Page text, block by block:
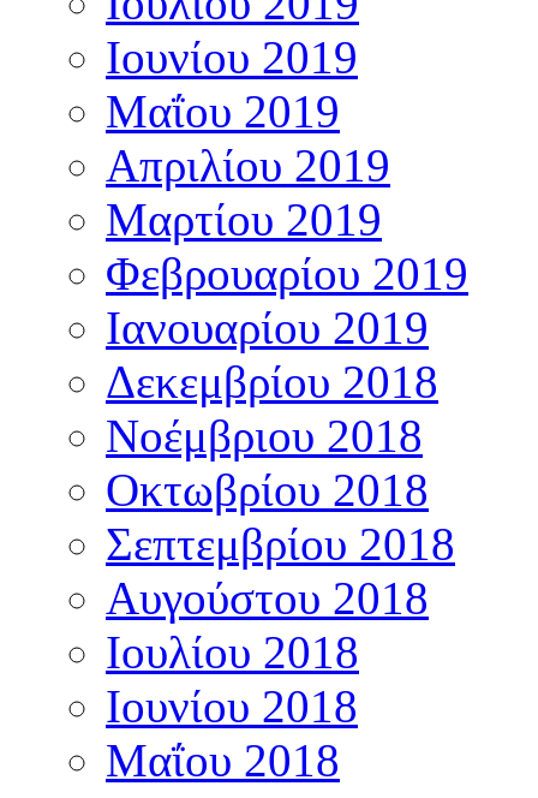
Ιουνίου 2019
Μαΐου 2019
Απριλίου 2019
Μαρτίου 2019
Φεβρουαρίου 2019
Ιανουαρίου 2019
Δεκεμβρίου 2018
Νοέμβριου 2018
Οκτωβρίου 2018
Σεπτεμβρίου 2018
Αυγούστου 2018
Ιουλίου 2018
Ιουνίου 2018
Μαΐου 2018